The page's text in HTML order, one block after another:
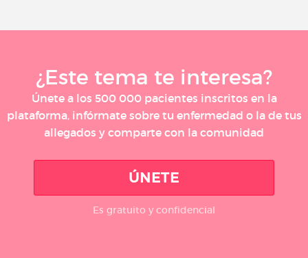
¿Este tema te interesa?
Únete a los 500 000 pacientes inscritos en la
plataforma, infórmate sobre tu enfermedad o la de tus
allegados y comparte con la comunidad
ÚNETE
Es gratuito y confidencial